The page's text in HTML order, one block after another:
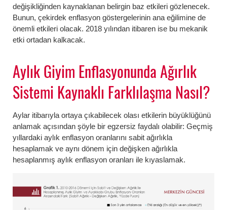
değişikliğinden kaynaklanan belirgin baz etkileri gözlenecek.
Bunun, çekirdek enflasyon göstergelerinin ana eğilimine de
önemli etkileri olacak. 2018 yılından itibaren ise bu mekanik
etki ortadan kalkacak.
Aylık Giyim Enflasyonunda Ağırlık
Sistemi Kaynaklı Farklılaşma Nasıl?
Aylar itibarıyla ortaya çıkabilecek olası etkilerin büyüklüğünü
anlamak açısından şöyle bir egzersiz faydalı olabilir: Geçmiş
yıllardaki aylık enflasyon oranlarını sabit ağırlıkla
hesaplamak ve aynı dönem için değişken ağırlıkla
hesaplanmış aylık enflasyon oranları ile kıyaslamak.